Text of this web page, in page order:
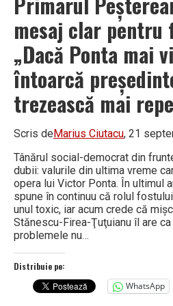
mesaj clar pentru
„Dacă Ponta mai
întoarcă
trezească mai
Scris deMarius Ciutacu, 21
Tânărul social-democrat din
dubii: valurile din ultima vreme
opera lui Victor Ponta. În ultimul
spune în continuu că rolul
unul toxic, iar acum crede că
Stănescu-Firea-Ţuţuianu îl are
problemele nu…
Distribuie pe:
WhatsApp